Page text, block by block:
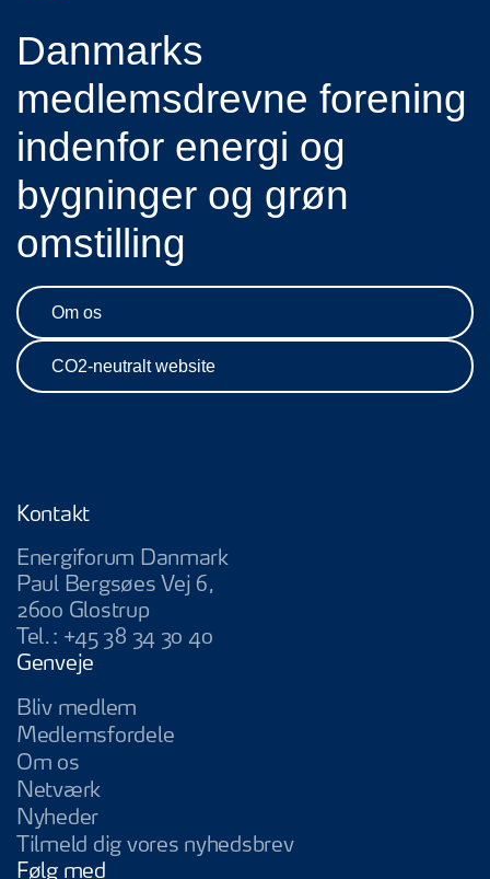
Danmarks
medlemsdrevne forening
indenfor energi og
bygninger og grøn
omstilling
Om os
CO2-neutralt website
Kontakt
Energiforum Danmark
Paul Bergsøes Vej 6,
2600 Glostrup
Tel.: +45 38 34 30 40
Genveje
Bliv medlem
Medlemsfordele
Om os
Netværk
Nyheder
Tilmeld dig vores nyhedsbrev
Følg med